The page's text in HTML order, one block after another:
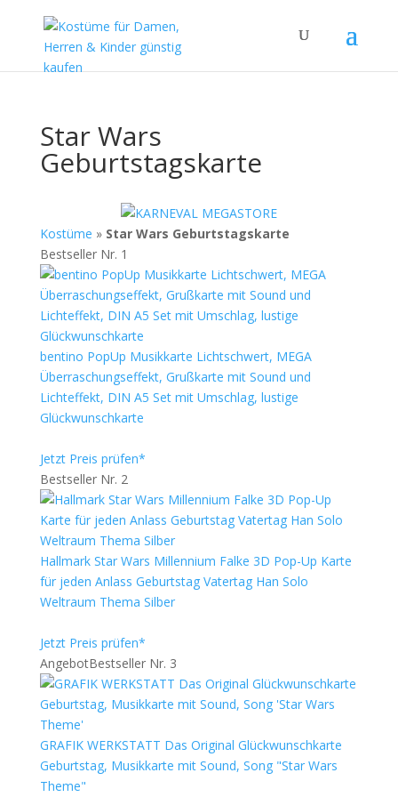
Star Wars
Geburtstagskarte
Kostüme » Star Wars Geburtstagskarte
Bestseller Nr. 1
bentino PopUp Musikkarte Lichtschwert, MEGA
Überraschungseffekt, Grußkarte mit Sound und
Lichteffekt, DIN A5 Set mit Umschlag, lustige
Glückwunschkarte
Jetzt Preis prüfen*
Bestseller Nr. 2
Hallmark Star Wars Millennium Falke 3D Pop-Up Karte
für jeden Anlass Geburtstag Vatertag Han Solo
Weltraum Thema Silber
Jetzt Preis prüfen*
AngebotBestseller Nr. 3
GRAFIK WERKSTATT Das Original Glückwunschkarte
Geburtstag, Musikkarte mit Sound, Song "Star Wars
Theme"